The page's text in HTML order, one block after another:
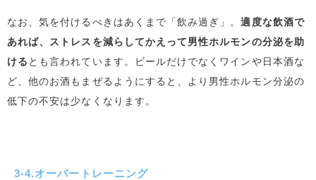
なお、気を付けるべきはあくまで「飲み過ぎ」。適度な飲酒で
あれば、ストレスを減らしてかえって男性ホルモンの分泌を助
ける とも言われています。ビールだけでなくワインや日本酒な
ど、他のお酒もまぜるようにすると、より男性ホルモン分泌の
低下の不安は少なくなります。
3-4.オーバートレーニング